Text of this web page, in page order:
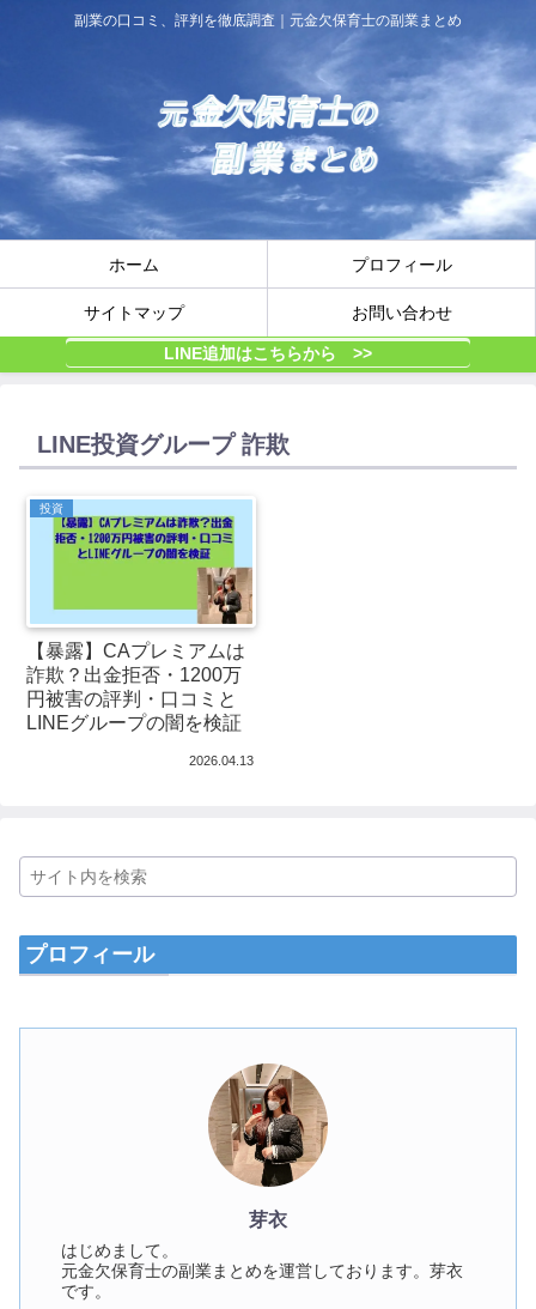
副業の口コミ、評判を徹底調査｜元金欠保育士の副業まとめ
ホーム プロフィール
サイトマップ お問い合わせ
LINE追加はこちらから >>
LINE投資グループ 詐欺
投資
【暴露】CAプレミアムは
詐欺？出金拒否・1200万
円被害の評判・口コミと
LINEグループの闇を検証
2026.04.13
プロフィール
芽衣
はじめまして。
元金欠保育士の副業まとめを運営しております。芽衣
です。